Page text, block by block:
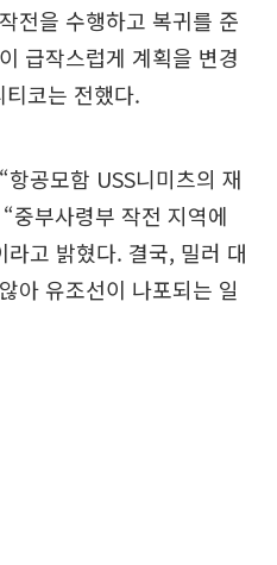
전을 수행하고 복귀를 준
급작스럽게 계획을 변경
코는 전했다.
공모함 USS니미츠의 재
중부사령부 작전 지역에
고 밝혔다. 결국, 밀러 대
아 유조선이 나포되는 일